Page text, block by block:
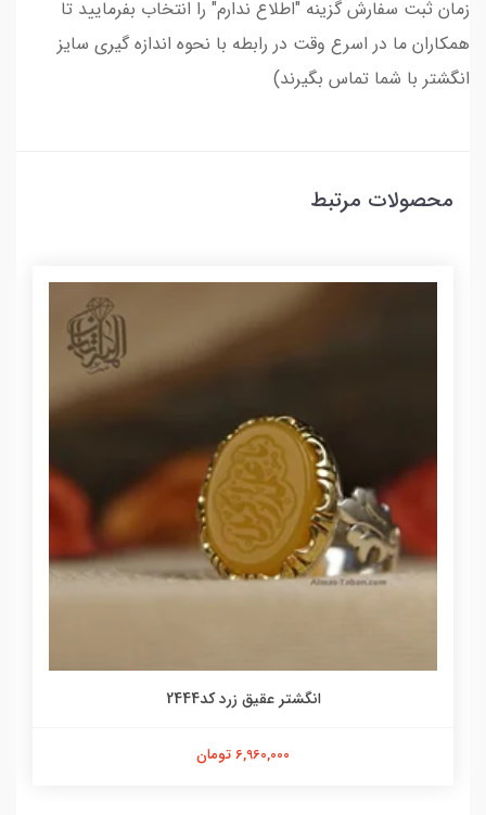
زمان ثبت سفارش گزینه "اطلاع ندارم" را انتخاب بفرمایید تا
همکاران ما در اسرع وقت در رابطه با نحوه اندازه گیری سایز
انگشتر با شما تماس بگیرند)
محصولات مرتبط
انگشتر عقیق زرد کد2444
6,960,000 تومان